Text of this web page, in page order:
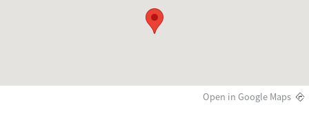
Open in Google Maps